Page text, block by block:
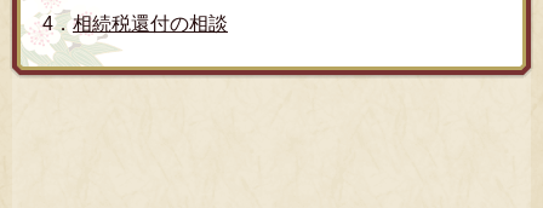
4．相続税還付の相談